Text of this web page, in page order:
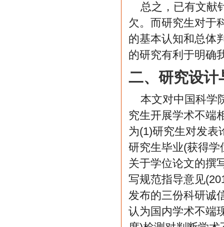
总之，已有文献
欠。而研究生对于
的基本认知和总体
的研究有利于明确
二、研究设计
本文对中国科学
究生开展学术不端
为(1)研究生对发表
研究生毕业(获得
关于学位论文的撰
写规范指导意见
发布的三份科研诚
认为国内学术不端